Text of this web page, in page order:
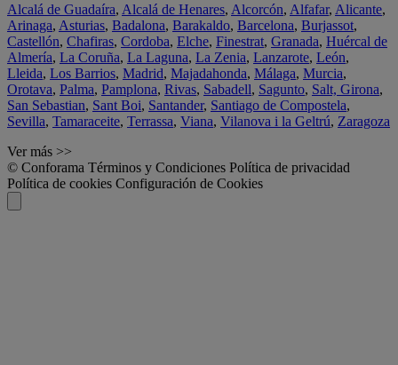
Alcalá de Guadaíra, Alcalá de Henares, Alcorcón, Alfafar, Alicante,
Arinaga, Asturias, Badalona, Barakaldo, Barcelona, Burjassot,
Castellón, Chafiras, Cordoba, Elche, Finestrat, Granada, Huércal de
Almería, La Coruña, La Laguna, La Zenia, Lanzarote, León,
Lleida, Los Barrios, Madrid, Majadahonda, Málaga, Murcia,
Orotava, Palma, Pamplona, Rivas, Sabadell, Sagunto, Salt, Girona,
San Sebastian, Sant Boi, Santander, Santiago de Compostela,
Sevilla, Tamaraceite, Terrassa, Viana, Vilanova i la Geltrú, Zaragoza
Ver más >>
© Conforama Términos y Condiciones Política de privacidad
Política de cookies Configuración de Cookies